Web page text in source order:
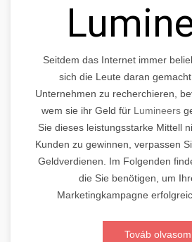
Seitdem das Internet immer
sich die Leute daran
Unternehmen zu recherchieren,
wem sie ihr Geld für Lumineers
Sie dieses leistungsstarke Mittell
Kunden zu gewinnen, verpassen
Geldverdienen. Im Folgenden
die Sie benötigen, um
Marketingkampagne
Továb olvasom